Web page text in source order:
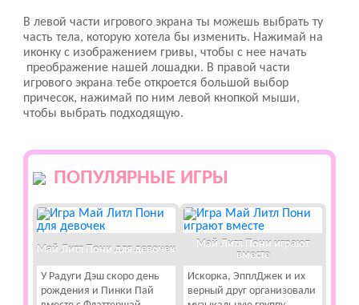
В левой части игрового экрана ты можешь выбрать ту
часть тела, которую хотела бы изменить. Нажимай на
иконку с изображением гривы, чтобы с нее начать
преображение нашей лошадки. В правой части
игрового экрана тебе откроется большой выбор
причесок, нажимай по ним левой кнопкой мыши,
чтобы выбрать подходящую.
ПОПУЛЯРНЫЕ ИГРЫ
Май Литл Пони для девочек
У Радуги Дэш скоро день
рождения и Пинки Пай
Май Литл Пони играют
вместе
Искорка, ЭпплДжек и их
верный друг организовали